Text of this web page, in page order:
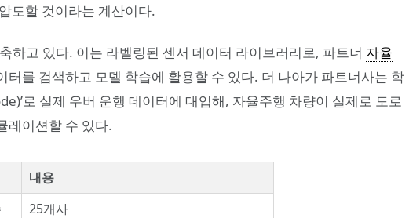
도할 것이라는 계산이다.
하고 있다. 이는 라벨링된 센서 데이터 라이브러리로, 파트너 자율
터를 검색하고 모델 학습에 활용할 수 있다. 더 나아가 파트너사는 학
로 실제 우버 운행 데이터에 대입해, 자율주행 차량이 실제로 도로
레이션할 수 있다.
내용
25개사